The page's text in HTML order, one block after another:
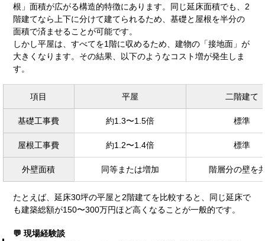
根」面積が広がる構造的特徴にあります。同じ延床面積でも、2
階建てなら上下に分けて建てられるため、基礎と屋根を半分の
面積で済ませることが可能です。
しかし平屋は、すべてを1階に収めるため、建物の「接地面」が
大きくなります。その結果、以下のようなコスト増が発生しま
す。
項目 平屋 二階建て
基礎工事費 約1.3〜1.5倍 標準
屋根工事費 約1.2〜1.4倍 標準
外壁面積 同等または増加 階層分の壁を
たとえば、延床30坪の平屋と2階建てを比較すると、同じ延床で
も建築総額が150〜300万円ほど高くなることが一般的です。
💬 現場経験談